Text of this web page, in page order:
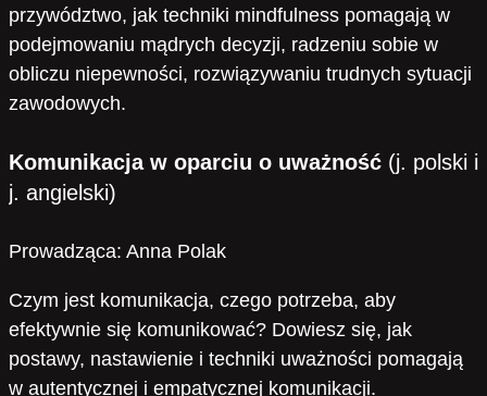
przywództwo, jak techniki mindfulness pomagają w
podejmowaniu mądrych decyzji, radzeniu sobie w
obliczu niepewności, rozwiązywaniu trudnych sytuacji
zawodowych.
Komunikacja w oparciu o uważność (j. polski i
j. angielski)
Prowadząca: Anna Polak
Czym jest komunikacja, czego potrzeba, aby
efektywnie się komunikować? Dowiesz się, jak
postawy, nastawienie i techniki uważności pomagają
w autentycznej i empatycznej komunikacji.